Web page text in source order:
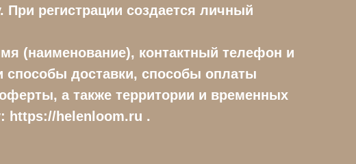
При регистрации создается личный
(наименование), контактный телефон и
способы доставки, способы оплаты
а также территории и временных
https://helenloom.ru .